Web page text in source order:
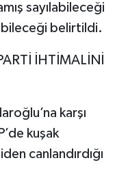
sayılabileceği
belirtildi.
İHTİMALİNİ
karşı
kuşak
canlandırdığı